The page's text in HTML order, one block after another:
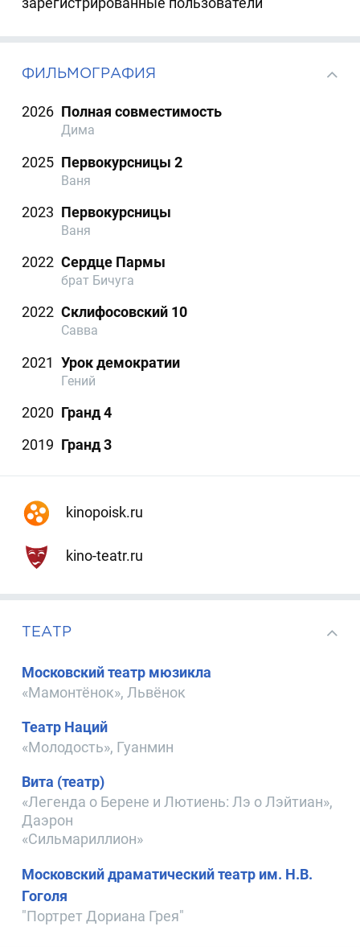
ФИЛЬМОГРАФИЯ
2026 Полная совместимость
Дима
2025 Первокурсницы 2
Ваня
2023 Первокурсницы
Ваня
2022 Сердце Пармы
брат Бичуга
2022 Склифосовский 10
Савва
2021 Урок демократии
Гений
2020 Гранд 4
2019 Гранд 3
kinopoisk.ru
kino-teatr.ru
ТЕАТР
Московский театр мюзикла
«Мамонтёнок», Львёнок
Театр Наций
«Молодость», Гуанмин
Вита (театр)
«Легенда о Берене и Лютиень: Лэ о Лэйтиан»,
Даэрон
«Сильмариллион»
Московский драматический театр им. Н.В.
Гоголя
"Портрет Дориана Грея"